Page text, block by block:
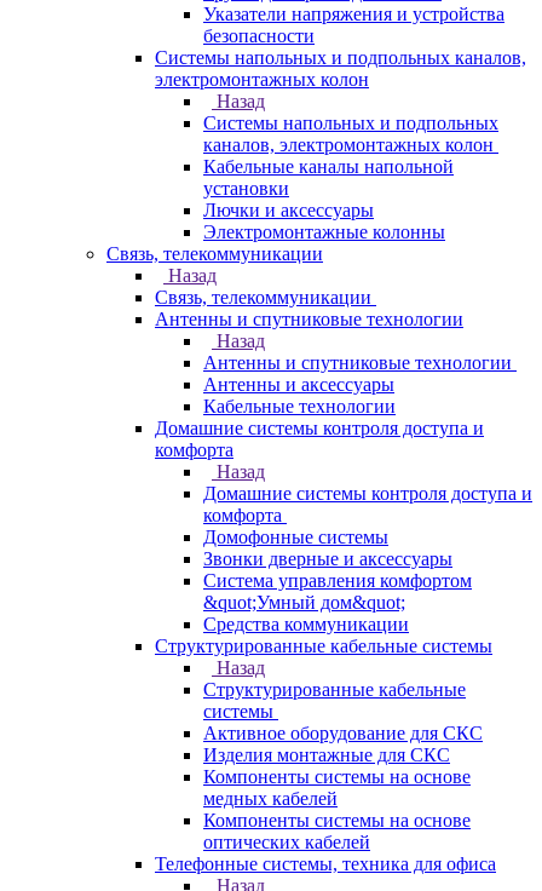
Указатели напряжения и устройства
безопасности
Системы напольных и подпольных каналов,
электромонтажных колон
Назад
Системы напольных и подпольных
каналов, электромонтажных колон
Кабельные каналы напольной
установки
Лючки и аксессуары
Электромонтажные колонны
Связь, телекоммуникации
Назад
Связь, телекоммуникации
Антенны и спутниковые технологии
Назад
Антенны и спутниковые технологии
Антенны и аксессуары
Кабельные технологии
Домашние системы контроля доступа и
комфорта
Назад
Домашние системы контроля доступа и
комфорта
Домофонные системы
Звонки дверные и аксессуары
Система управления комфортом
&quot;Умный дом&quot;
Средства коммуникации
Структурированные кабельные системы
Назад
Структурированные кабельные
системы
Активное оборудование для СКС
Изделия монтажные для СКС
Компоненты системы на основе
медных кабелей
Компоненты системы на основе
оптических кабелей
Телефонные системы, техника для офиса
Назад